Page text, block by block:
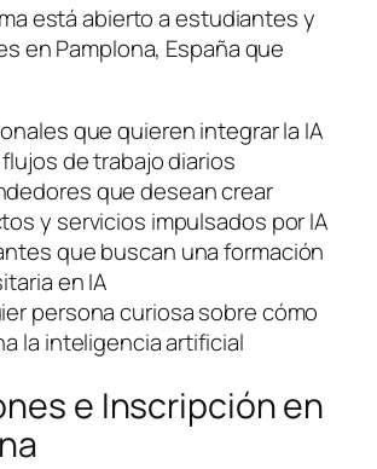
está abierto a estudiantes y
en Pamplona, España que
que quieren integrar la IA
de trabajo diarios
que desean crear
y servicios impulsados por IA
que buscan una formación
en IA
persona curiosa sobre cómo
la inteligencia artificial
e Inscripción en